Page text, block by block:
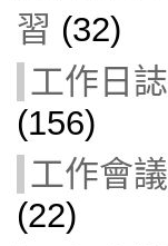
習 (32)
工作日誌
(156)
工作會議
(22)